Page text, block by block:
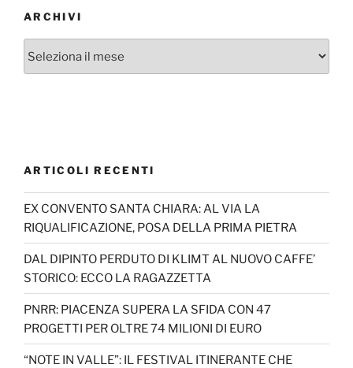
ARCHIVI
ARTICOLI RECENTI
EX CONVENTO SANTA CHIARA: AL VIA LA
RIQUALIFICAZIONE, POSA DELLA PRIMA PIETRA
DAL DIPINTO PERDUTO DI KLIMT AL NUOVO CAFFE’
STORICO: ECCO LA RAGAZZETTA
PNRR: PIACENZA SUPERA LA SFIDA CON 47
PROGETTI PER OLTRE 74 MILIONI DI EURO
“NOTE IN VALLE”: IL FESTIVAL ITINERANTE CHE